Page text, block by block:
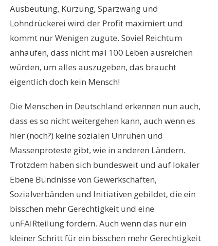
Ausbeutung, Kürzung, Sparzwang und
Lohndrückerei wird der Profit maximiert und
kommt nur Wenigen zugute. Soviel Reichtum
anhäufen, dass nicht mal 100 Leben ausreichen
würden, um alles auszugeben, das braucht
eigentlich doch kein Mensch!
Die Menschen in Deutschland erkennen nun auch,
dass es so nicht weitergehen kann, auch wenn es
hier (noch?) keine sozialen Unruhen und
Massenproteste gibt, wie in anderen Ländern.
Trotzdem haben sich bundesweit und auf lokaler
Ebene Bündnisse von Gewerkschaften,
Sozialverbänden und Initiativen gebildet, die ein
bisschen mehr Gerechtigkeit und eine
unFAIRteilung fordern. Auch wenn das nur ein
kleiner Schritt für ein bisschen mehr Gerechtigkeit